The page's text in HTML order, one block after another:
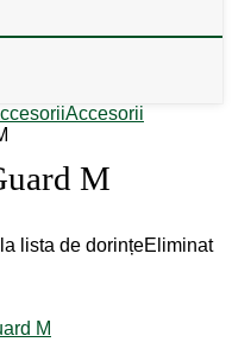
Accesorii
M
lista de dorințeEliminat